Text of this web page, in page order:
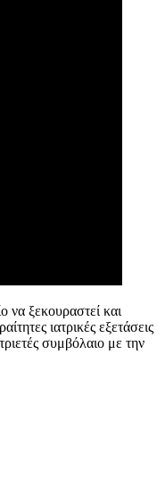
να ξεκουραστεί και
ιατρικές εξετάσεις
συμβόλαιο με την